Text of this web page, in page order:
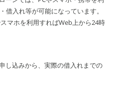
借入れ等が可能になっています。
マホを利用すればWeb上から24時
し込みから、実際の借入れまでの